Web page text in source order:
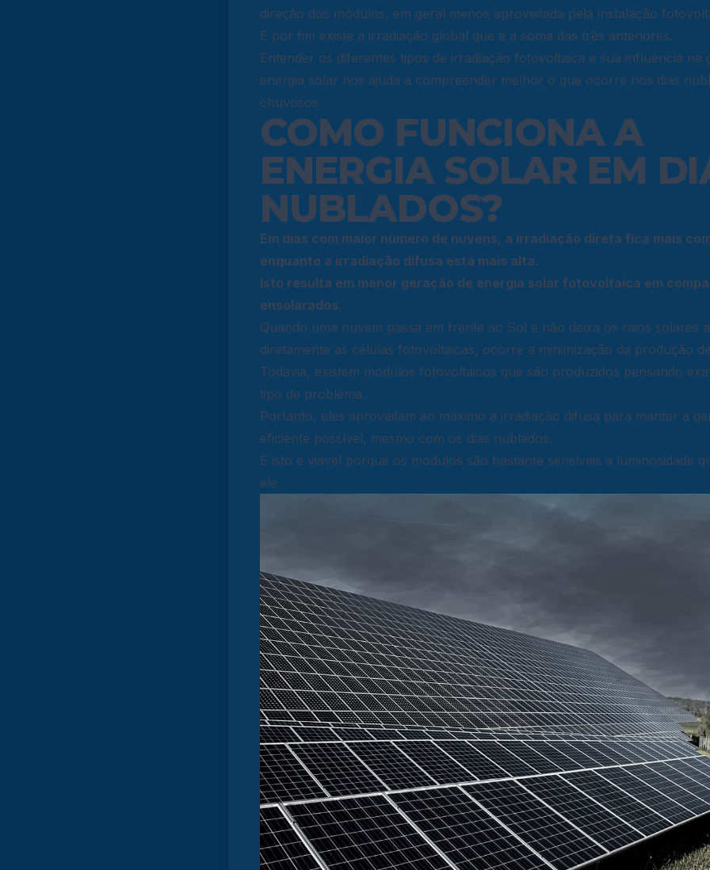
direção dos módulos, em geral menos aproveitada pela instalação
E por fim existe a irradiação global que é a soma das três anteriores.
Entender os diferentes tipos de irradiação fotovoltaica e sua influência na
energia solar nos ajuda a compreender melhor o que ocorre nos dias
chuvosos
COMO FUNCIONA A
ENERGIA SOLAR EM
NUBLADOS?
Em dias com maior número de nuvens, a irradiação direta fica mais
enquanto a irradiação difusa está mais alta.
Isto resulta em menor geração de energia solar fotovoltaica em
ensolarados.
Quando uma nuvem passa em frente ao Sol e não deixa os raios solares
diretamente as células fotovoltaicas, ocorre a minimização da produção
Todavia, existem módulos fotovoltaicos que são produzidos pensando
tipo de problema.
Portanto, eles aproveitam ao máximo a irradiação difusa para manter a
eficiente possível, mesmo com os dias nublados.
E isto é viável porque os módulos são bastante sensíveis à luminosidade
ele.